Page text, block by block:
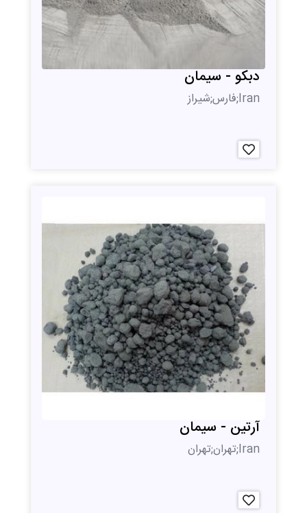
دبکو - سیمان
Iran;فارس;شیراز
آرتین - سیمان
Iran;تهران;تهران